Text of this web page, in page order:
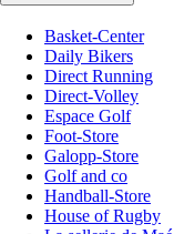
Basket-Center
Daily Bikers
Direct Running
Direct-Volley
Espace Golf
Foot-Store
Galopp-Store
Golf and co
Handball-Store
House of Rugby